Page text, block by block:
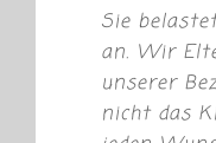
Sie
an. Wir
unserer
nicht das